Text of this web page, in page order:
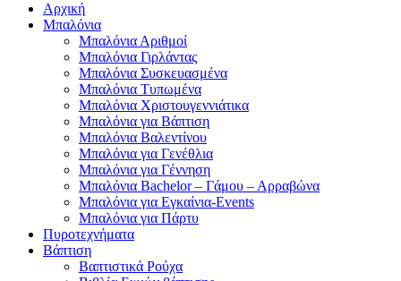
Αρχική
Μπαλόνια
Μπαλόνια Αριθμοί
Μπαλόνια Γιρλάντας
Μπαλόνια Συσκευασμένα
Μπαλόνια Τυπωμένα
Μπαλόνια Χριστουγεννιάτικα
Μπαλόνια για Βάπτιση
Μπαλόνια Βαλεντίνου
Μπαλόνια για Γενέθλια
Μπαλόνια για Γέννηση
Μπαλόνια Bachelor – Γάμου – Αρραβώνα
Μπαλόνια για Εγκαίνια-Events
Μπαλόνια για Πάρτυ
Πυροτεχνήματα
Βάπτιση
Βαπτιστικά Ρούχα